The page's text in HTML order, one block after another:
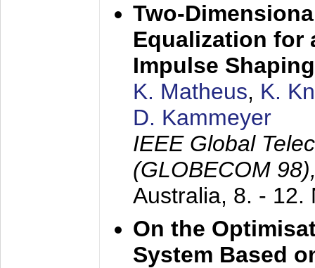
Two-
Equalization for
Impulse
K. Matheus, K.
D. Kammeyer
IEEE Global
(GLOBECOM
Australia, 8. - 12.
On the
System Based